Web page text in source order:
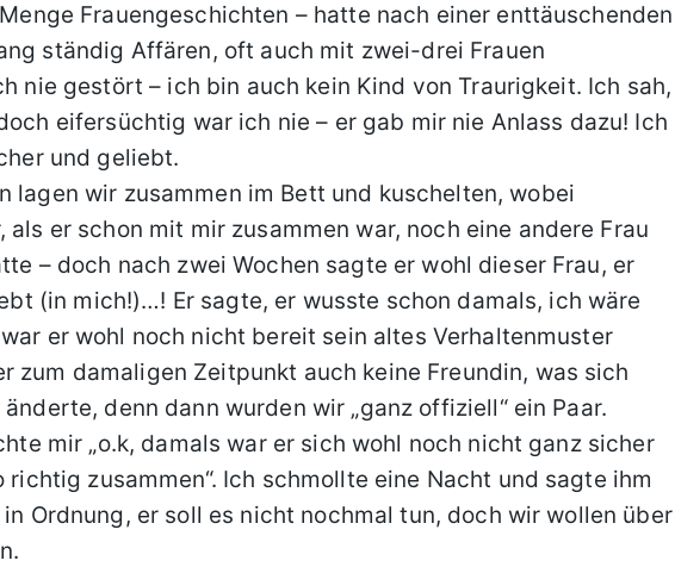
Frauengeschichten – hatte nach einer enttäuschenden
ständig Affären, oft auch mit zwei-drei Frauen
nie gestört – ich bin auch kein Kind von Traurigkeit. Ich sah,
eifersüchtig war ich nie – er gab mir nie Anlass dazu! Ich
und geliebt.
lagen wir zusammen im Bett und kuschelten, wobei
er schon mit mir zusammen war, noch eine andere Frau
– doch nach zwei Wochen sagte er wohl dieser Frau, er
(in mich!)…! Er sagte, er wusste schon damals, ich wäre
er wohl noch nicht bereit sein altes Verhaltenmuster
zum damaligen Zeitpunkt auch keine Freundin, was sich
denn dann wurden wir „ganz offiziell“ ein Paar.
mir „o.k, damals war er sich wohl noch nicht ganz sicher
zusammen“. Ich schmollte eine Nacht und sagte ihm
Ordnung, er soll es nicht nochmal tun, doch wir wollen über